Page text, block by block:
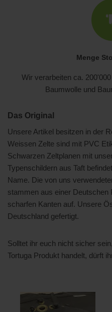
Menge
Wir verarbeiten ca. 200'000
Baumwolle und
Das Original
Unsere Artikel besitzen in der
Weissen Zelte sind mit PVC
Schwarzen Zeltplanen mit
Typenschildern aus Taft
Name. Die von uns
stammen aus einer Deutschen
scharfen Kanten auf. Unsere
Deutschland gefertigt.
Solltet ihr euch nicht sicher
Tortuga Produkt handelt, dürft